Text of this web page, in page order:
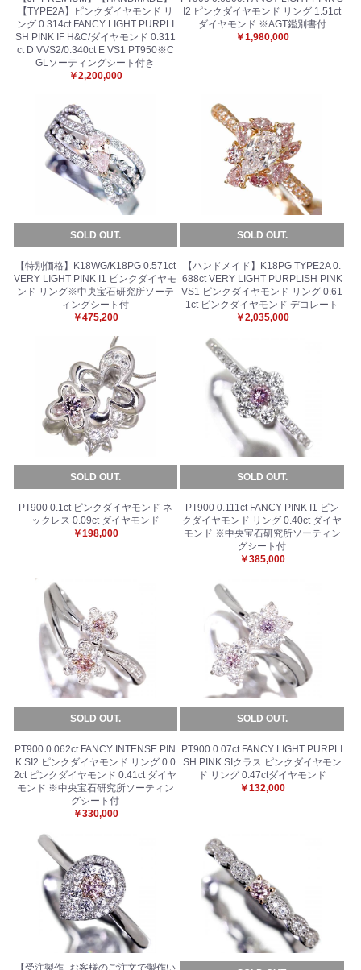
【TYPE2A】ピンクダイヤモンド リ
ング 0.314ct FANCY LIGHT PURPLI
SH PINK IF H&C/ダイヤモンド 0.311
ct D VVS2/0.340ct E VS1 PT950※C
GLソーティングシート付き
￥2,200,000
I2 ピンクダイヤモンド リング 1.51ct
ダイヤモンド ※AGT鑑別書付
￥1,980,000
SOLD OUT.
【特別価格】K18WG/K18PG 0.571ct
VERY LIGHT PINK I1 ピンクダイヤモ
ンド リング※中央宝石研究所ソーテ
ィングシート付
￥475,200
SOLD OUT.
【ハンドメイド】K18PG TYPE2A 0.
688ct VERY LIGHT PURPLISH PINK
VS1 ピンクダイヤモンド リング 0.61
1ct ピンクダイヤモンド デコレート
￥2,035,000
SOLD OUT.
PT900 0.1ct ピンクダイヤモンド ネ
ックレス 0.09ct ダイヤモンド
￥198,000
SOLD OUT.
PT900 0.111ct FANCY PINK I1 ピン
クダイヤモンド リング 0.40ct ダイヤ
モンド ※中央宝石研究所ソーティン
グシート付
￥385,000
SOLD OUT.
PT900 0.062ct FANCY INTENSE PIN
K SI2 ピンクダイヤモンド リング 0.0
2ct ピンクダイヤモンド 0.41ct ダイヤ
モンド ※中央宝石研究所ソーティン
グシート付
￥330,000
SOLD OUT.
PT900 0.07ct FANCY LIGHT PURPLI
SH PINK SIクラス ピンクダイヤモン
ド リング 0.47ctダイヤモンド
￥132,000
【受注製作 -お客様のご注文で製作い
お買い物を続ける カートへ進む